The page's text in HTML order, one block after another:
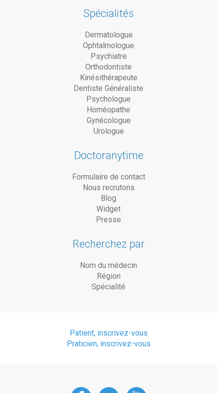
Spécialités
Dermatologue
Ophtalmologue
Psychiatre
Orthodontiste
Kinésithérapeute
Dentiste Généraliste
Psychologue
Homéopathe
Gynécologue
Urologue
Doctoranytime
Formulaire de contact
Nous recrutons
Blog
Widget
Presse
Recherchez par
Nom du médecin
Région
Spécialité
Patient, inscrivez-vous
Praticien, inscrivez-vous